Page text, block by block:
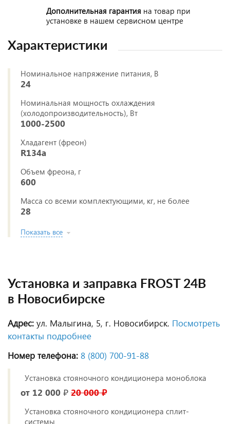
Дополнительная гарантия на товар при
установке в нашем сервисном центре
Характеристики
Номинальное напряжение питания, В
24
Номинальная мощность охлаждения
(холодопроизводительность), Вт
1000-2500
Хладагент (фреон)
R134a
Объем фреона, г
600
Масса со всеми комплектующими, кг, не более
28
Показать все
Установка и заправка FROST 24В
в Новосибирске
Адрес: ул. Малыгина, 5, г. Новосибирск. Посмотреть
контакты подробнее
Номер телефона: 8 (800) 700‑91‑88
Установка стояночного кондиционера моноблока
от 12 000 ₽ 20 000 ₽
Установка стояночного кондиционера сплит-
системы